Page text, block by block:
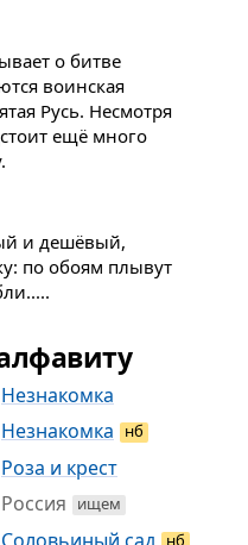
о битве
воинская
Русь. Несмотря
ещё много
и дешёвый,
по обоям плывут
Незнакомка
Незнакомка
нб
Роза и крест
Россия
ищем
нб